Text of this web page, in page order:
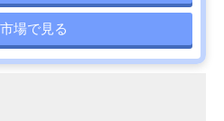
場で見る